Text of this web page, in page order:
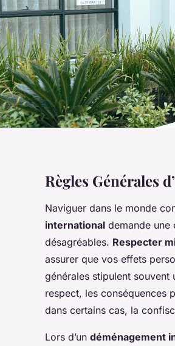
Règles Générales
Naviguer dans le monde
international demande une
désagréables. Respecter
assurer que vos effets
générales stipulent
respect, les conséquences
dans certains cas, la
Lors d’un déménagement